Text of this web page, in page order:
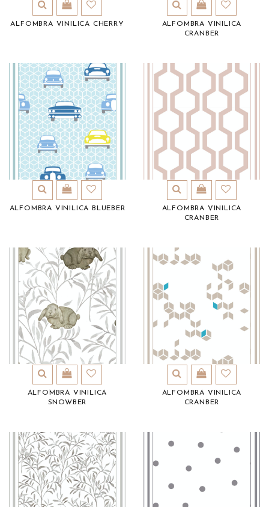
ALFOMBRA VINILICA CHERRY
ALFOMBRA VINILICA
CRANBER
ALFOMBRA VINILICA BLUEBER
ALFOMBRA VINILICA
CRANBER
ALFOMBRA VINILICA
SNOWBER
ALFOMBRA VINILICA
CRANBER